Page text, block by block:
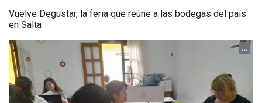
Vuelve Degustar, la feria que reúne a las bodegas del país
en Salta
...